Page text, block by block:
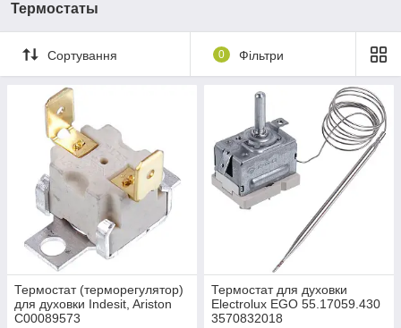
Термостаты
Сортування 0 Фільтри
Термостат (терморегулятор)
для духовки Indesit, Ariston
C00089573
Термостат для духовки
Electrolux EGO 55.17059.430
3570832018